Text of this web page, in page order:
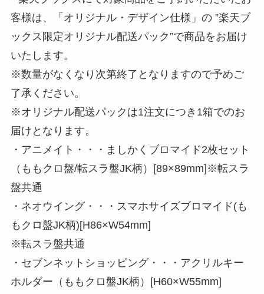
客様は、「オリジナル・デザイン仕様」の ”楽天ブ
ックス限定オリジナル配送パック”で商品をお届け
いたします。
※数量がなくなり次第終了となりますので予めご
了承ください。
※オリジナル配送パックは1注文につき1箱でのお
届けとなります。
・アニメイト・・・ましかくブロマイド2枚セット
（ももクロ盤/転スラ盤JK柄）[89×89mm]※転スラ
盤共通
・ネオウイング・・・スマホサイズブロマイド(も
もクロ盤JK柄)[H86×W54mm]
※転スラ盤共通
・セブンネットショッピング・・・アクリルキー
ホルダー（ももクロ盤JK柄）[H60×W55mm]